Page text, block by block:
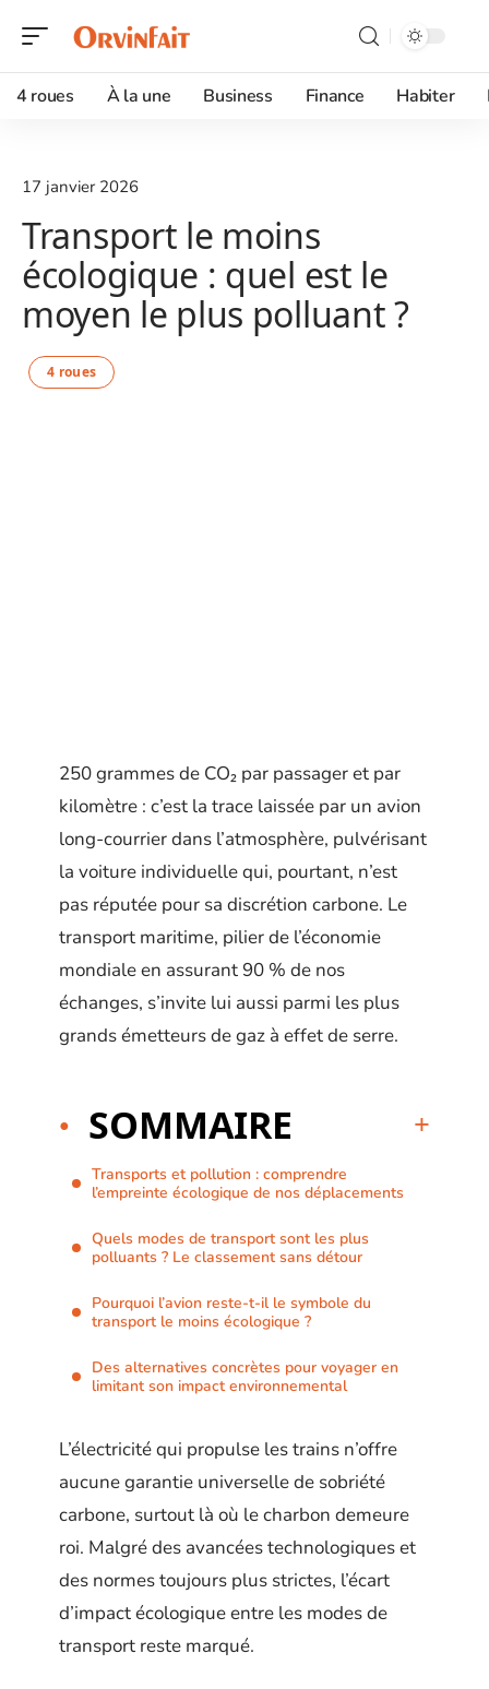
4 roues À la une Business Finance Habiter
17 janvier 2026
Transport le moins
écologique : quel est le
moyen le plus polluant ?
4 roues
250 grammes de CO₂ par passager et par
kilomètre : c’est la trace laissée par un avion
long-courrier dans l’atmosphère, pulvérisant
la voiture individuelle qui, pourtant, n’est
pas réputée pour sa discrétion carbone. Le
transport maritime, pilier de l’économie
mondiale en assurant 90 % de nos
échanges, s’invite lui aussi parmi les plus
grands émetteurs de gaz à effet de serre.
SOMMAIRE
Transports et pollution : comprendre
l’empreinte écologique de nos déplacements
Quels modes de transport sont les plus
polluants ? Le classement sans détour
Pourquoi l’avion reste-t-il le symbole du
transport le moins écologique ?
Des alternatives concrètes pour voyager en
limitant son impact environnemental
L’électricité qui propulse les trains n’offre
aucune garantie universelle de sobriété
carbone, surtout là où le charbon demeure
roi. Malgré des avancées technologiques et
des normes toujours plus strictes, l’écart
d’impact écologique entre les modes de
transport reste marqué.